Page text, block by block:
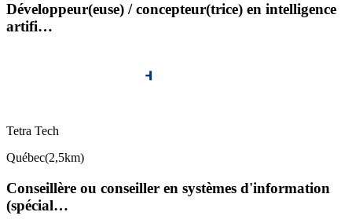
Développeur(euse) / concepteur(trice) en intelligence
artifi…
Tetra Tech
Québec(2,5km)
Conseillère ou conseiller en systèmes d'information
(spécial…